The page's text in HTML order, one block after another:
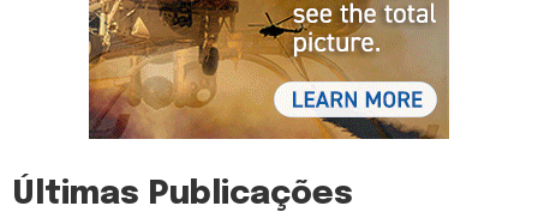
Últimas Publicações